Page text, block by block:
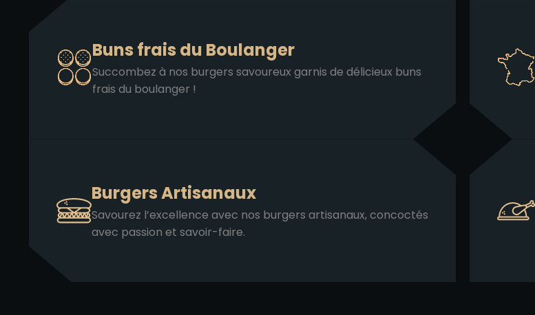
Buns frais du Boulanger
Succombez à nos burgers savoureux garnis de délicieux buns
frais du boulanger !
Burgers Artisanaux
Savourez l’excellence avec nos burgers artisanaux, concoctés
avec passion et savoir-faire.